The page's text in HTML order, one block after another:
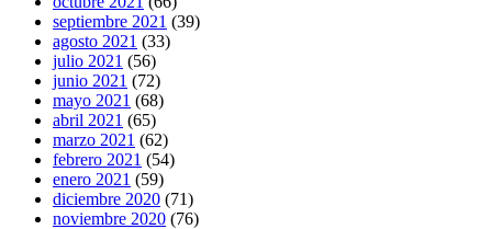
septiembre 2021 (39)
agosto 2021 (33)
julio 2021 (56)
junio 2021 (72)
mayo 2021 (68)
abril 2021 (65)
marzo 2021 (62)
febrero 2021 (54)
enero 2021 (59)
diciembre 2020 (71)
noviembre 2020 (76)